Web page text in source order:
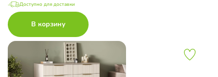
Доступно для доставки
В корзину